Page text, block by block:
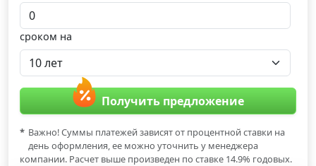
сроком на
Получить предложение
* Важно! Суммы платежей зависят от процентной ставки на
день оформления, ее можно уточнить у менеджера
компании. Расчет выше произведен по ставке 14.9% годовых.